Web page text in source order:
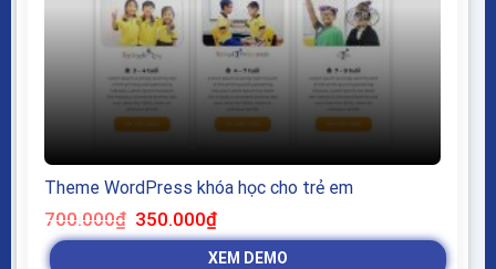
Theme WordPress khóa học cho trẻ em
700.000₫ Giá
gốc
là:
350.000₫Giá
tại
là:
XEM DEMO